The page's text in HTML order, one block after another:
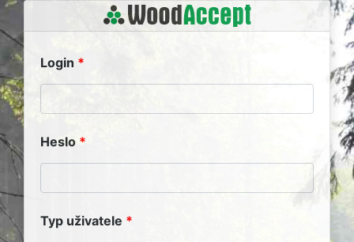
Login
Heslo
Typ uživatele